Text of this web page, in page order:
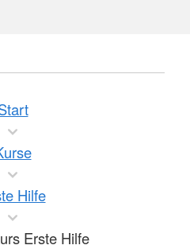
Hilfe
Erste Hilfe